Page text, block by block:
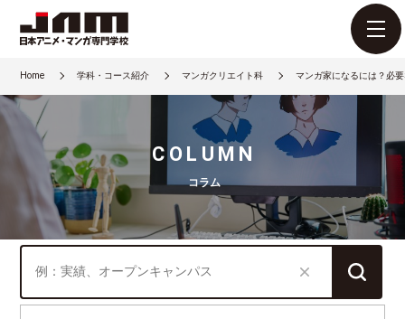
Home 学科・コース紹介 マンガクリエイト科 マンガ家になるには？必
COLUMN
コラム